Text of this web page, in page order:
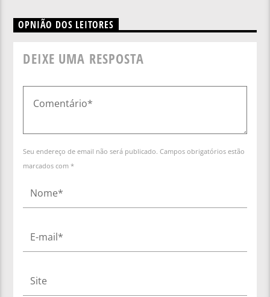
OPNIÃO DOS LEITORES
DEIXE UMA RESPOSTA
Seu endereço de email não será publicado. Campos obrigatórios estão
marcados com *